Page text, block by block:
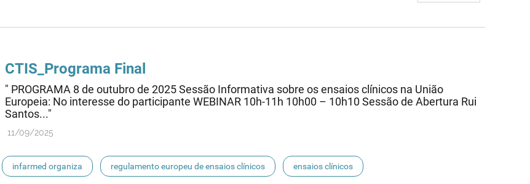
CTIS_Programa Final
" PROGRAMA 8 de outubro de 2025 Sessão Informativa sobre os ensaios clínicos na União
Europeia: No interesse do participante WEBINAR 10h-11h 10h00 – 10h10 Sessão de Abertura Rui
Santos..."
11/09/2025
infarmed organiza regulamento europeu de ensaios clínicos ensaios clínicos